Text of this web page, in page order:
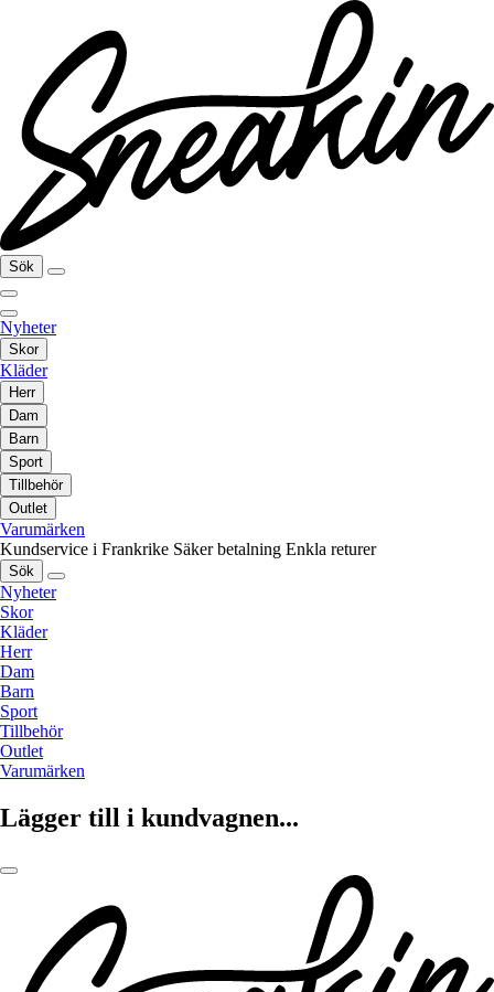
Sök
Nyheter
Skor
Kläder
Herr
Dam
Barn
Sport
Tillbehör
Outlet
Varumärken
Kundservice i Frankrike Säker betalning Enkla returer
Sök
Nyheter
Skor
Kläder
Herr
Dam
Barn
Sport
Tillbehör
Outlet
Varumärken
Lägger till i kundvagnen...